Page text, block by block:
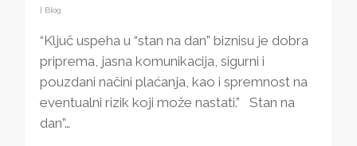
| Blog
“Ključ uspeha u “stan na dan” biznisu je dobra
priprema, jasna komunikacija, sigurni i
pouzdani načini plaćanja, kao i spremnost na
eventualni rizik koji može nastati.” Stan na
dan”…